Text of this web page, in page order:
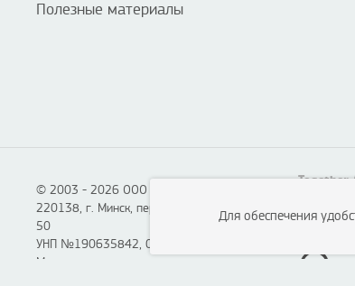
Полезные материалы
© 2003 - 2026 ООО «Смартон», Логотон™
220138, г. Минск, пер. Липковский, д. 22, каб.
50
УНП №190635842, 04.07.2005,
Мингорисполком.
Together
Для обеспечения